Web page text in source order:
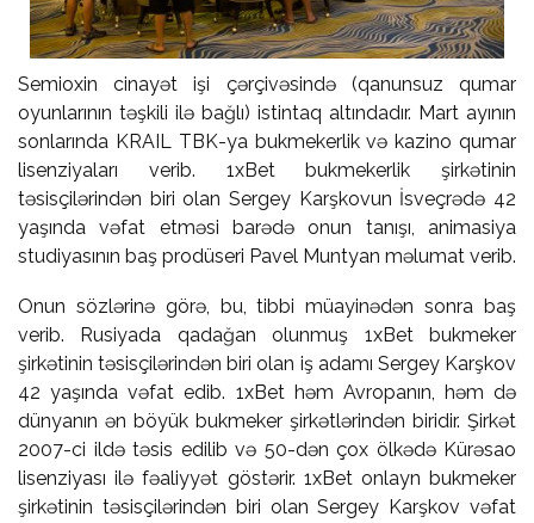
Semioxin cinayət işi çərçivəsində (qanunsuz qumar
oyunlarının təşkili ilə bağlı) istintaq altındadır. Mart ayının
sonlarında KRAIL TBK-ya bukmekerlik və kazino qumar
lisenziyaları verib. 1xBet bukmekerlik şirkətinin
təsisçilərindən biri olan Sergey Karşkovun İsveçrədə 42
yaşında vəfat etməsi barədə onun tanışı, animasiya
studiyasının baş prodüseri Pavel Muntyan məlumat verib.
Onun sözlərinə görə, bu, tibbi müayinədən sonra baş
verib. Rusiyada qadağan olunmuş 1xBet bukmeker
şirkətinin təsisçilərindən biri olan iş adamı Sergey Karşkov
42 yaşında vəfat edib. 1xBet həm Avropanın, həm də
dünyanın ən böyük bukmeker şirkətlərindən biridir. Şirkət
2007-ci ildə təsis edilib və 50-dən çox ölkədə Kürəsao
lisenziyası ilə fəaliyyət göstərir. 1xBet onlayn bukmeker
şirkətinin təsisçilərindən biri olan Sergey Karşkov vəfat